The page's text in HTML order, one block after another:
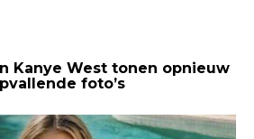
Kanye West tonen opnieuw
foto’s